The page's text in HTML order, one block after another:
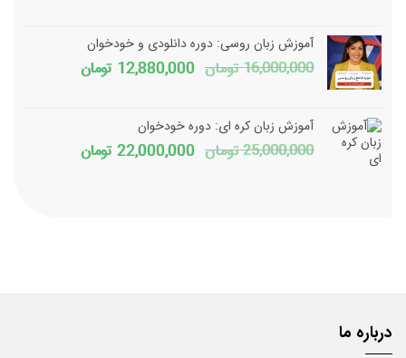
1,800,000 تومان
بود.
است.آموزش زبان روسی: دوره دانلودی و خودخوان
16,000,000 تومان قیمت
بود.
12,880,000 تومانقیمت
آموزش زبان کره ای: دوره خودخوان
25,000,000 تومان قیمت
22,000,000 تومانقیمت
درباره ما